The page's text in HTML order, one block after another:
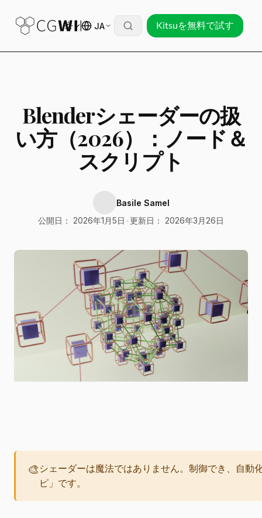
JA Kitsuを無料で試す
Blenderシェーダーの扱
い方（2026）：ノード＆
スクリプト
Basile Samel
公開日： 2026年1月5日 更新日： 2026年3月26日
🎨 シェーダーは魔法ではありません。制御でき、自動
ピ」です。